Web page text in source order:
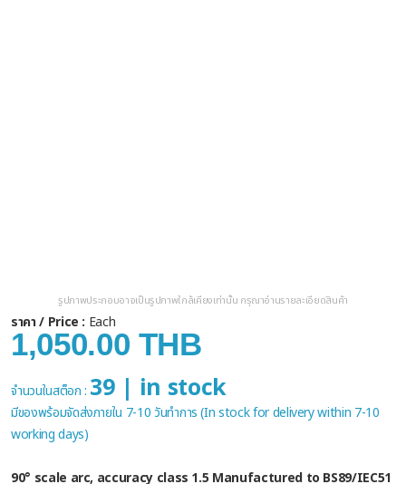
รูปภาพประกอบอาจเป็นรูปภาพใกล้เคียงเท่านั้น กรุณาอ่านรายละเอียดสินค้า
ราคา / Price : Each
1,050.00 THB
จำนวนในสต็อก : 39 | in stock
มีของพร้อมจัดส่งภายใน 7-10 วันทำการ (In stock for delivery within 7-10
working days)
90° scale arc, accuracy class 1.5 Manufactured to BS89/IEC51